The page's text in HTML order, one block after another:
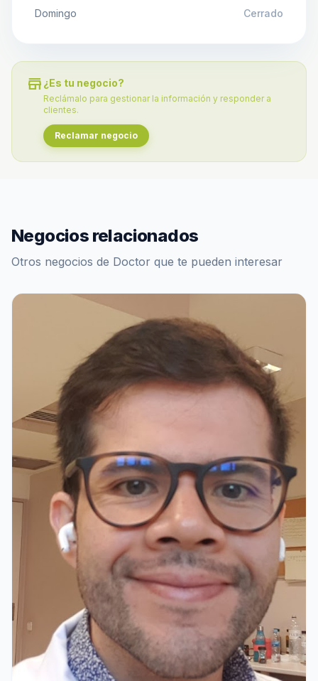
Domingo
Cerrado
store ¿Es tu negocio?
Reclámalo para gestionar la información y responder a
clientes.
Reclamar negocio
Negocios relacionados
Otros negocios de Doctor que te pueden interesar